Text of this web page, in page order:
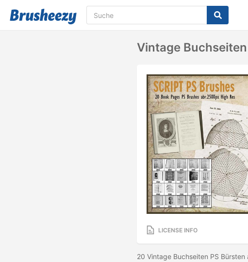
Vintage
LICENSE INFO
20 Vintage Buchseiten PS